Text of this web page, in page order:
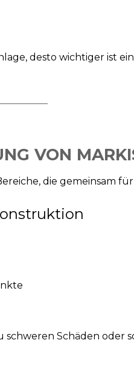
desto wichtiger ist
VON
die gemeinsam
Schäden oder